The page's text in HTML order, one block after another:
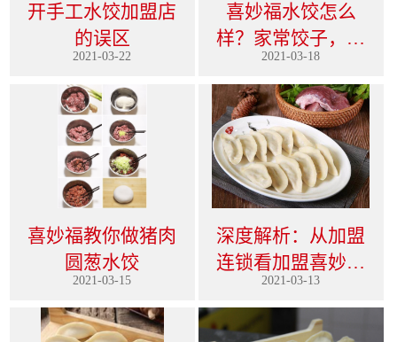
开手工水饺加盟店
的误区
2021-03-22
喜妙福水饺怎么
样？家常饺子，消
费前景不愁！
2021-03-18
喜妙福教你做猪肉
圆葱水饺
2021-03-15
深度解析：从加盟
连锁看加盟喜妙福
水饺的优势
2021-03-13